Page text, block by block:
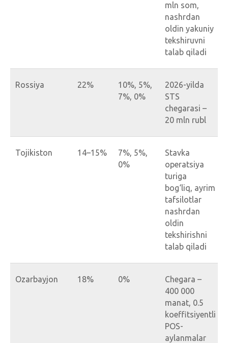
mln som,
nashrdan
oldin yakuniy
tekshiruvni
talab qiladi
Rossiya 22%
10%, 5%,
7%, 0%
2026-yilda
STS
chegarasi –
20 mln rubl
Tojikiston 14–15%
7%, 5%,
0%
Stavka
operatsiya
turiga
bog‘liq, ayrim
tafsilotlar
nashrdan
oldin
tekshirishni
talab qiladi
Ozarbayjon 18% 0%
Chegara –
400 000
manat, 0.5
koeffitsiyentli
POS-
aylanmalar